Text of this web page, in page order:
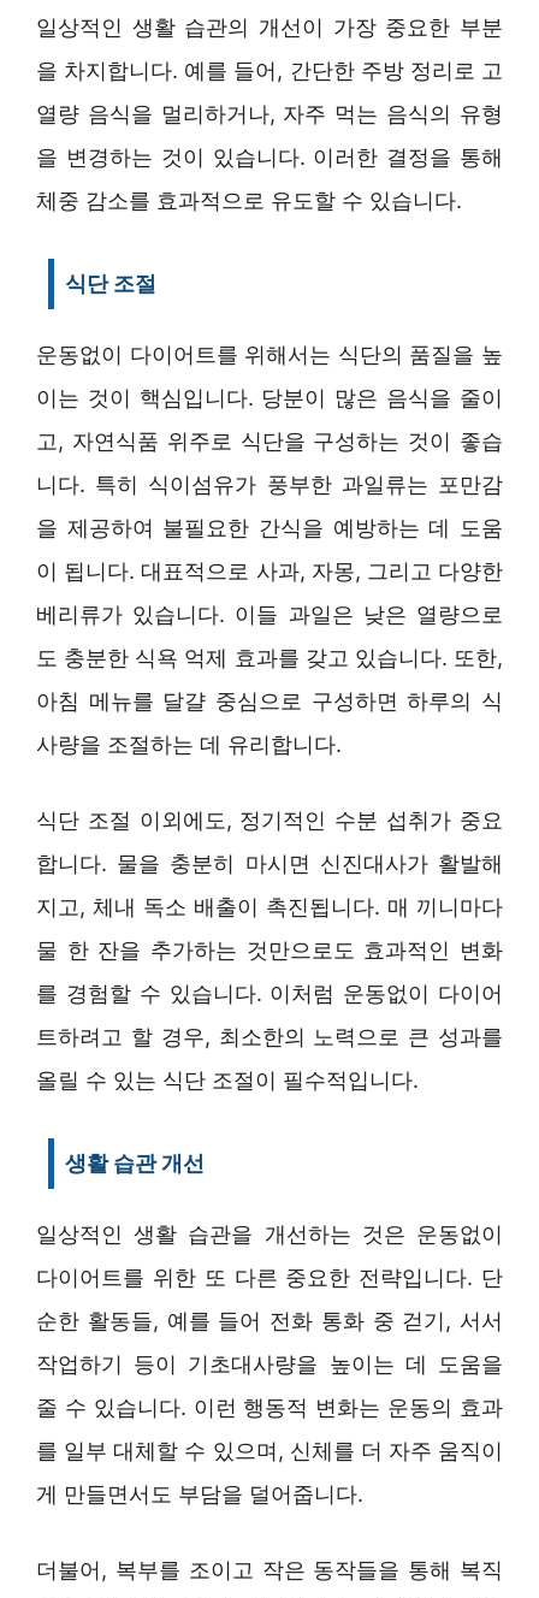
일상적인 생활 습관의 개선이 가장 중요한 부분
을 차지합니다. 예를 들어, 간단한 주방 정리로 고
열량 음식을 멀리하거나, 자주 먹는 음식의 유형
을 변경하는 것이 있습니다. 이러한 결정을 통해
체중 감소를 효과적으로 유도할 수 있습니다.
식단 조절
운동없이 다이어트를 위해서는 식단의 품질을 높
이는 것이 핵심입니다. 당분이 많은 음식을 줄이
고, 자연식품 위주로 식단을 구성하는 것이 좋습
니다. 특히 식이섬유가 풍부한 과일류는 포만감
을 제공하여 불필요한 간식을 예방하는 데 도움
이 됩니다. 대표적으로 사과, 자몽, 그리고 다양한
베리류가 있습니다. 이들 과일은 낮은 열량으로
도 충분한 식욕 억제 효과를 갖고 있습니다. 또한,
아침 메뉴를 달걀 중심으로 구성하면 하루의 식
사량을 조절하는 데 유리합니다.
식단 조절 이외에도, 정기적인 수분 섭취가 중요
합니다. 물을 충분히 마시면 신진대사가 활발해
지고, 체내 독소 배출이 촉진됩니다. 매 끼니마다
물 한 잔을 추가하는 것만으로도 효과적인 변화
를 경험할 수 있습니다. 이처럼 운동없이 다이어
트하려고 할 경우, 최소한의 노력으로 큰 성과를
올릴 수 있는 식단 조절이 필수적입니다.
생활 습관 개선
일상적인 생활 습관을 개선하는 것은 운동없이
다이어트를 위한 또 다른 중요한 전략입니다. 단
순한 활동들, 예를 들어 전화 통화 중 걷기, 서서
작업하기 등이 기초대사량을 높이는 데 도움을
줄 수 있습니다. 이런 행동적 변화는 운동의 효과
를 일부 대체할 수 있으며, 신체를 더 자주 움직이
게 만들면서도 부담을 덜어줍니다.
더불어, 복부를 조이고 작은 동작들을 통해 복직